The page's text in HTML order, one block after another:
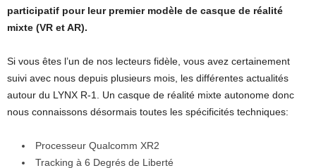
participatif pour leur premier modèle de casque de réalité
mixte (VR et AR).
Si vous êtes l’un de nos lecteurs fidèle, vous avez certainement
suivi avec nous depuis plusieurs mois, les différentes actualités
autour du LYNX R-1. Un casque de réalité mixte autonome donc
nous connaissons désormais toutes les spécificités techniques:
Processeur Qualcomm XR2
Tracking à 6 Degrés de Liberté